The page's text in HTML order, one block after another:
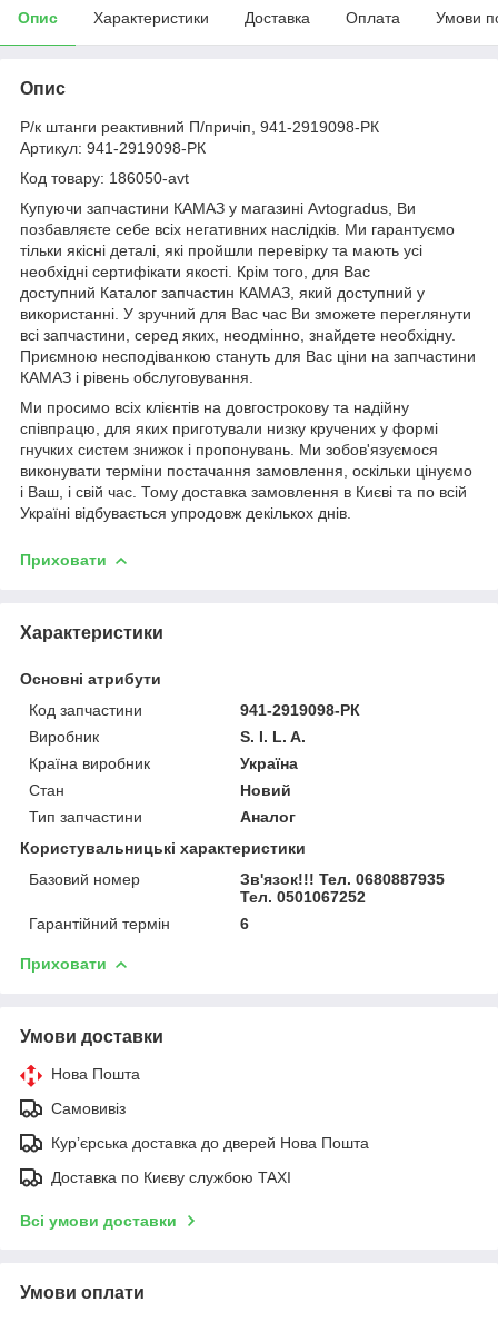
Опис Характеристики Доставка Оплата Умови
Опис
Р/к штанги реактивний П/причіп, 941-2919098-РК
Артикул: 941-2919098-РК
Код товару: 186050-avt
Купуючи запчастини КАМАЗ у магазині Avtogradus, Ви
позбавляєте себе всіх негативних наслідків. Ми гарантуємо
тільки якісні деталі, які пройшли перевірку та мають усі
необхідні сертифікати якості. Крім того, для Вас
доступний Каталог запчастин КАМАЗ, який доступний у
використанні. У зручний для Вас час Ви зможете переглянути
всі запчастини, серед яких, неодмінно, знайдете необхідну.
Приємною несподіванкою стануть для Вас ціни на запчастини
КАМАЗ і рівень обслуговування.
Ми просимо всіх клієнтів на довгострокову та надійну
співпрацю, для яких приготували низку кручених у формі
гнучких систем знижок і пропонувань. Ми зобов'язуємося
виконувати терміни постачання замовлення, оскільки цінуємо
і Ваш, і свій час. Тому доставка замовлення в Києві та по всій
Україні відбувається упродовж декількох днів.
Приховати
Характеристики
Основні атрибути
Код запчастини
941-2919098-РК
Виробник
S. I. L. A.
Країна виробник
Україна
Стан
Новий
Тип запчастини
Аналог
Користувальницькі характеристики
Базовий номер
Зв'язок!!! Тел. 0680887935
Тел. 0501067252
Гарантійний термін
6
Приховати
Умови доставки
Нова Пошта
Самовивіз
Курʼєрська доставка до дверей Нова Пошта
Доставка по Києву службою TAXI
Всі умови доставки
Умови оплати